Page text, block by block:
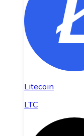
Litecoin
LTC